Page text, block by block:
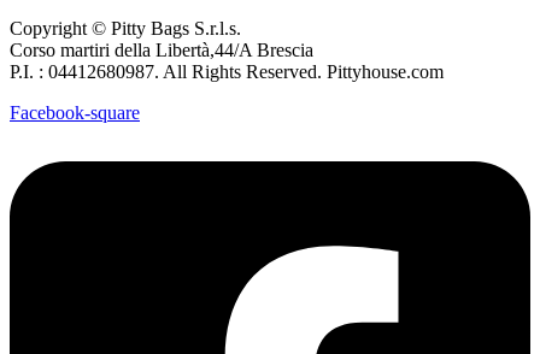
Copyright © Pitty Bags S.r.l.s.
Corso martiri della Libertà,44/A Brescia
P.I. : 04412680987. All Rights Reserved. Pittyhouse.com
Facebook-square